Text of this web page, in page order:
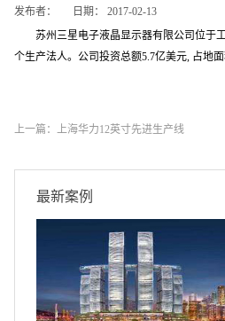
发布者： 日期：
2017-02-13
苏州三星电子液晶显示器有限公司位于
个生产法人。公司投资总额5.7亿美元, 占地
上一篇： 上海华力12英寸先进生产线
最新案例